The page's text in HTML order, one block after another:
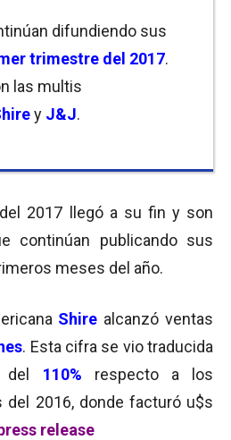
difundiendo sus
trimestre del 2017.
las multis
y J&J.
del 2017 llegó a su fin y son
continúan publicando sus
meses del año.
Shire alcanzó ventas
. Esta cifra se vio traducida
del 110% respecto a los
2016, donde facturó u$s
release